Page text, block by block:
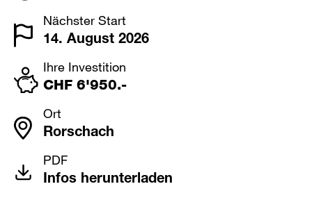
Nächster Start
14. August 2026
Ihre Investition
CHF 6'950.-
Ort
Rorschach
PDF
Infos herunterladen